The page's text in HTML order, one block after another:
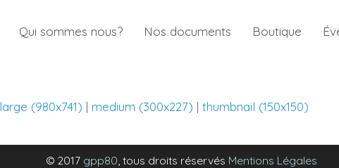
Qui sommes nous? Nos documents Boutique
large (980x741) | medium (300x227) | thumbnail (150x150)
© 2017 gpp80, tous droits réservés Mentions Légales